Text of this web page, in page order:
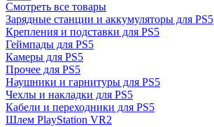
Смотреть все товары
Зарядные станции и аккумуляторы для PS5
Крепления и подставки для PS5
Геймпады для PS5
Камеры для PS5
Прочее для PS5
Наушники и гарнитуры для PS5
Чехлы и накладки для PS5
Кабели и переходники для PS5
Шлем PlayStation VR2